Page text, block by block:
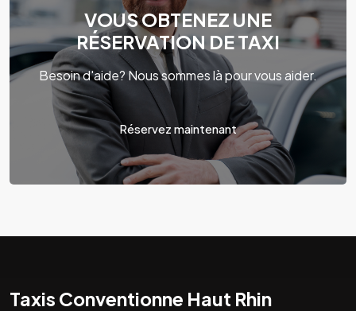
VOUS OBTENEZ UNE
RÉSERVATION DE TAXI
Besoin d'aide? Nous sommes là pour vous aider.
Réservez maintenant
Taxis Conventionne Haut Rhin